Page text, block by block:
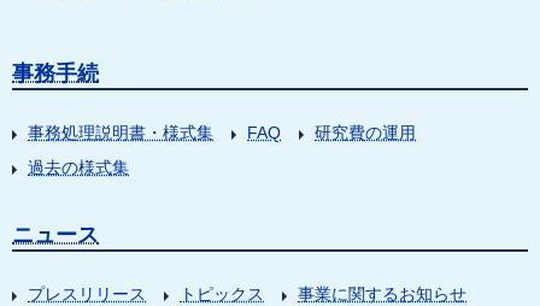
事務手続
事務処理説明書・様式集 FAQ
研究費の運用
過去の様式集
ニュース
プレスリリース トピックス
事業に関するお知らせ